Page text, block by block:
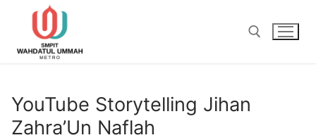
Lompat
YouTube Storytelling Jihan
Zahra’Un Naflah